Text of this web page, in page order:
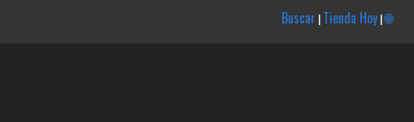
Buscar |Tienda Hoy|🌐